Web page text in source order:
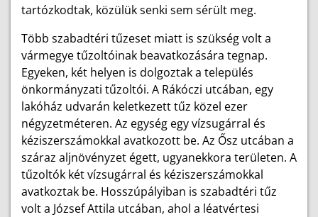
tartózkodtak, közülük senki sem sérült meg.
Több szabadtéri tűzeset miatt is szükség volt a
vármegye tűzoltóinak beavatkozására tegnap.
Egyeken, két helyen is dolgoztak a település
önkormányzati tűzoltói. A Rákóczi utcában, egy
lakóház udvarán keletkezett tűz közel ezer
négyzetméteren. Az egység egy vízsugárral és
kéziszerszámokkal avatkozott be. Az Ősz utcában a
száraz aljnövényzet égett, ugyanekkora területen. A
tűzoltók két vízsugárral és kéziszerszámokkal
avatkoztak be. Hosszúpályiban is szabadtéri tűz
volt a József Attila utcában, ahol a léatvértesi